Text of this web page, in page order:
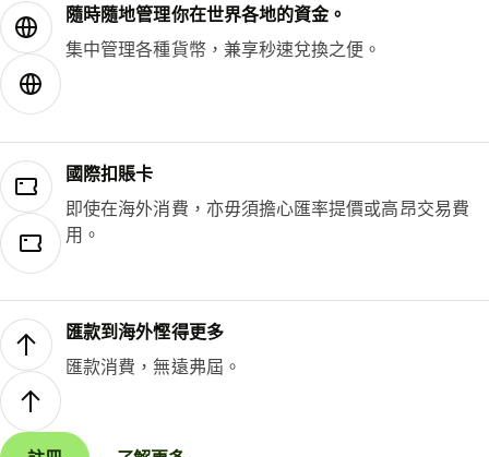
隨時隨地管理你在世界各地的資金。
集中管理各種貨幣，兼享秒速兌換之便。
國際扣賬卡
即使在海外消費，亦毋須擔心匯率提價或高昂交易費
用。
匯款到海外慳得更多
匯款消費，無遠弗屆。